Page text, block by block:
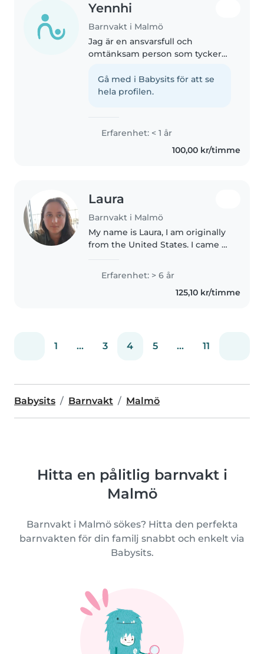
Yennhi
Barnvakt i Malmö
Jag är en ansvarsfull och
omtänksam person som tycker
min prao från förskolan har jag
lärt mig att vara tålamod,
Gå med i Babysits för att se
hela profilen.
Erfarenhet: < 1 år
100,00 kr/timme
Laura
Barnvakt i Malmö
My name is Laura, I am originally
from the United States. I came to
every way imaginable. I truly
believe Sweden is an amazing
Erfarenhet: > 6 år
125,10 kr/timme
1 ... 3 4 5 ... 11
Babysits Barnvakt Malmö
Hitta en pålitlig barnvakt i
Malmö
Barnvakt i Malmö sökes? Hitta den perfekta
barnvakten för din familj snabbt och enkelt via
Babysits.